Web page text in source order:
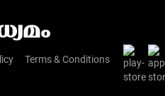
Terms & Conditions